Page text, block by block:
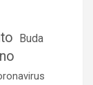
Buda